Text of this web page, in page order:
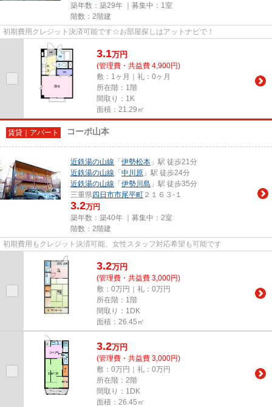
築年数：築29年 ｜募集中： 1室
階数：2階建
初期費用クレジット決済可能です☆お部屋探しはアットナビで！
3.1万円
(管理費・共益費 4,900円)
敷：1ヶ月｜礼：0ヶ月
所在階：1階
間取り：1K
面積：21.29㎡
賃貸｜アパート コーポ山本
近鉄湯の山線 「 伊勢松本 」駅 徒歩21分
近鉄湯の山線 「 中川原 」駅 徒歩24分
近鉄湯の山線 「 伊勢川島 」駅 徒歩35分
三重県四日市市尾平町 ２１６３-１
3.2万円
築年数：築40年 ｜募集中： 2室
階数：2階建
初期費用もクレジット決済可能、女性スタッフ対応希望も可能です
3.2万円
(管理費・共益費 3,000円)
敷：0万円｜礼：0万円
所在階：1階
間取り：1DK
面積：26.45㎡
3.2万円
(管理費・共益費 3,000円)
敷：0万円｜礼：0万円
所在階：2階
間取り：1DK
面積：26.45㎡